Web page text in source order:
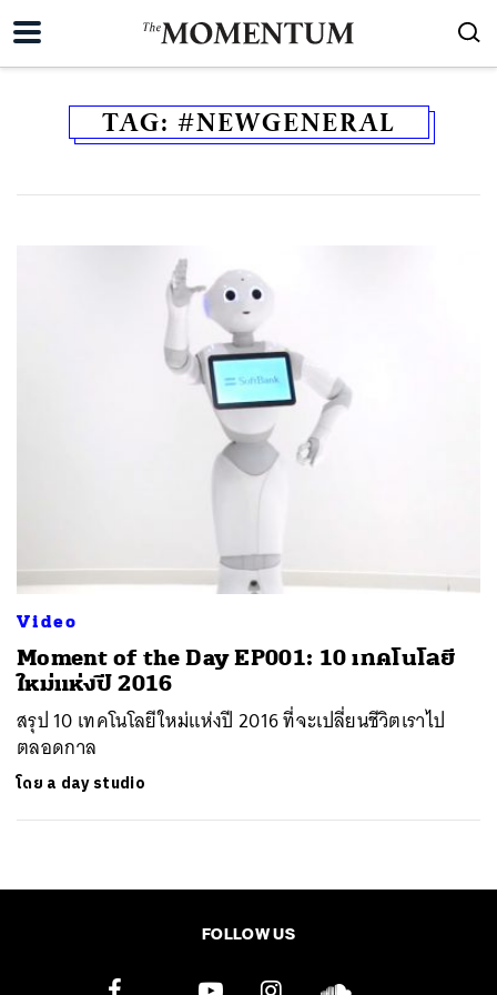
TAG: #NEWGENERAL
Video
Moment of the Day EP001: 10 เทคโนโลยี
ใหม่แห่งปี 2016
สรุป 10 เทคโนโลยีใหม่แห่งปี 2016 ที่จะเปลี่ยนชีวิตเราไป
ตลอดกาล
โดย a day studio
FOLLOW US
TWEET LINE